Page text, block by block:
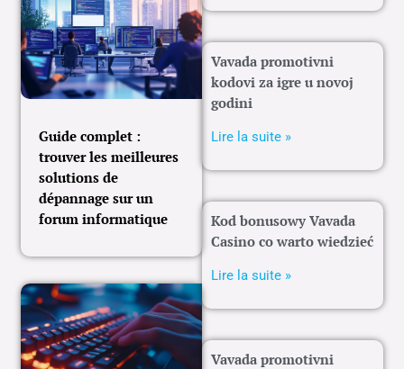
Guide complet :
trouver les meilleures
solutions de
dépannage sur un
forum informatique
Vavada promotivni
kodovi za igre u novoj
godini
Lire la suite »
Kod bonusowy Vavada
Casino co warto wiedzieć
Lire la suite »
Vavada promotivni